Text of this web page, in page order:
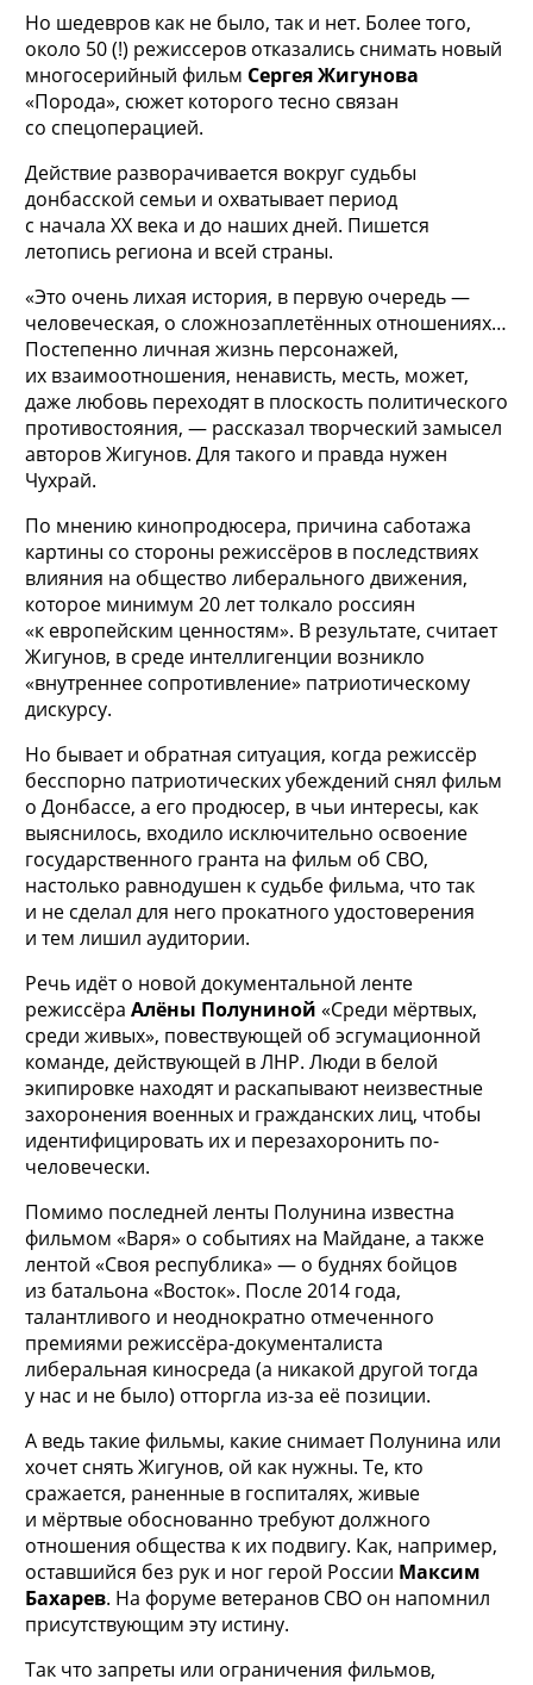
Но шедевров как не было, так и нет. Более того,
около 50 (!) режиссеров отказались снимать новый
многосерийный фильм Сергея Жигунова
«Порода», сюжет которого тесно связан
со спецоперацией.
Действие разворачивается вокруг судьбы
донбасской семьи и охватывает период
с начала XX века и до наших дней. Пишется
летопись региона и всей страны.
«Это очень лихая история, в первую очередь —
человеческая, о сложнозаплетённых отношениях…
Постепенно личная жизнь персонажей,
их взаимоотношения, ненависть, месть, может,
даже любовь переходят в плоскость политического
противостояния, — рассказал творческий замысел
авторов Жигунов. Для такого и правда нужен
Чухрай.
По мнению кинопродюсера, причина саботажа
картины со стороны режиссёров в последствиях
влияния на общество либерального движения,
которое минимум 20 лет толкало россиян
«к европейским ценностям». В результате, считает
Жигунов, в среде интеллигенции возникло
«внутреннее сопротивление» патриотическому
дискурсу.
Но бывает и обратная ситуация, когда режиссёр
бесспорно патриотических убеждений снял фильм
о Донбассе, а его продюсер, в чьи интересы, как
выяснилось, входило исключительно освоение
государственного гранта на фильм об СВО,
настолько равнодушен к судьбе фильма, что так
и не сделал для него прокатного удостоверения
и тем лишил аудитории.
Речь идёт о новой документальной ленте
режиссёра Алёны Полуниной «Среди мёртвых,
среди живых», повествующей об эсгумационной
команде, действующей в ЛНР. Люди в белой
экипировке находят и раскапывают неизвестные
захоронения военных и гражданских лиц, чтобы
идентифицировать их и перезахоронить по-
человечески.
Помимо последней ленты Полунина известна
фильмом «Варя» о событиях на Майдане, а также
лентой «Своя республика» — о буднях бойцов
из батальона «Восток». После 2014 года,
талантливого и неоднократно отмеченного
премиями режиссёра-документалиста
либеральная киносреда (а никакой другой тогда
у нас и не было) отторгла из-за её позиции.
А ведь такие фильмы, какие снимает Полунина или
хочет снять Жигунов, ой как нужны. Те, кто
сражается, раненные в госпиталях, живые
и мёртвые обоснованно требуют должного
отношения общества к их подвигу. Как, например,
оставшийся без рук и ног герой России Максим
Бахарев. На форуме ветеранов СВО он напомнил
присутствующим эту истину.
Так что запреты или ограничения фильмов,